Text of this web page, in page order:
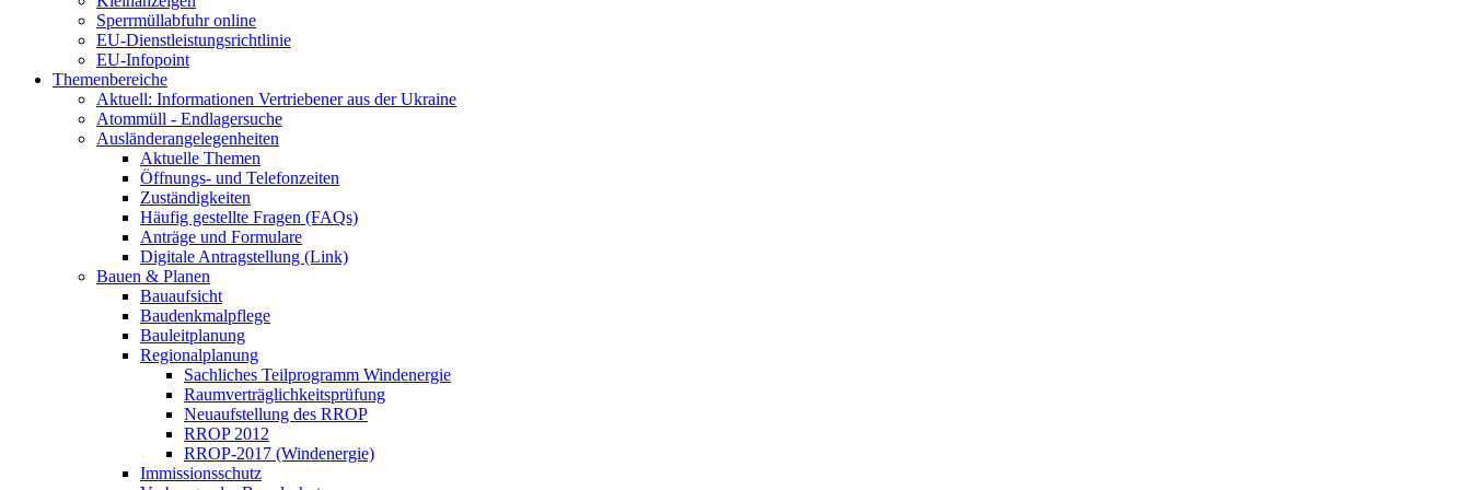
Sperrmüllabfuhr online
EU-Dienstleistungsrichtlinie
EU-Infopoint
Themenbereiche
Aktuell: Informationen Vertriebener aus der Ukraine
Atommüll - Endlagersuche
Ausländerangelegenheiten
Aktuelle Themen
Öffnungs- und Telefonzeiten
Zuständigkeiten
Häufig gestellte Fragen (FAQs)
Anträge und Formulare
Digitale Antragstellung (Link)
Bauen & Planen
Bauaufsicht
Baudenkmalpflege
Bauleitplanung
Regionalplanung
Sachliches Teilprogramm Windenergie
Raumverträglichkeitsprüfung
Neuaufstellung des RROP
RROP 2012
RROP-2017 (Windenergie)
Immissionsschutz